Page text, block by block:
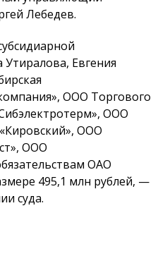
Лебедев.
Утиралова, Евгения
ООО Торгового
ООО
ООО
ООО
ОАО
495,1 млн рублей, —
суда.